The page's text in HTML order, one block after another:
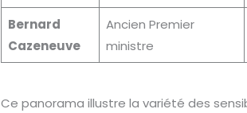
Bernard
Cazeneuve
Ancien Premier
ministre
Ce panorama illustre la variété des